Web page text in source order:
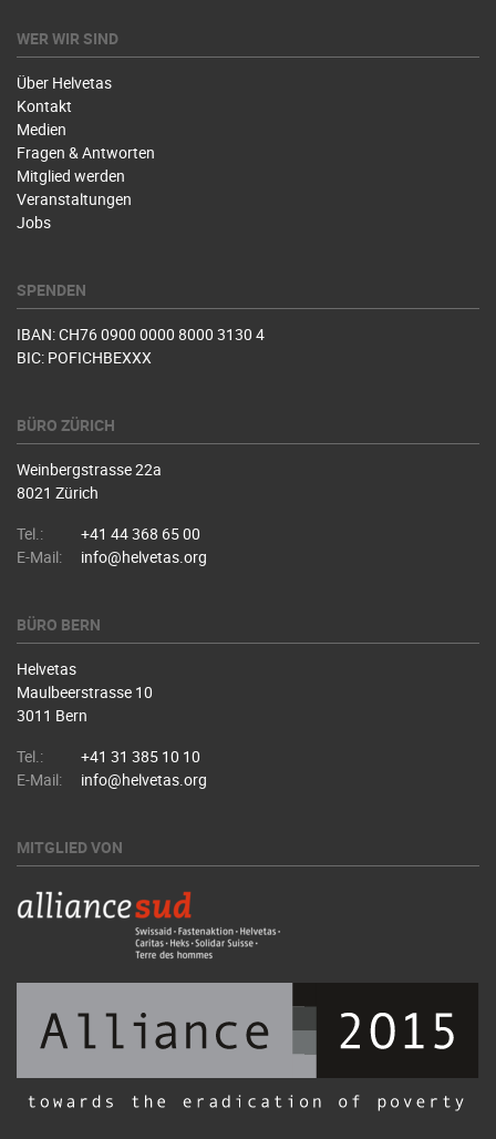
WER WIR SIND
Über Helvetas
Kontakt
Medien
Fragen & Antworten
Mitglied werden
Veranstaltungen
Jobs
SPENDEN
IBAN: CH76 0900 0000 8000 3130 4
BIC: POFICHBEXXX
BÜRO ZÜRICH
Weinbergstrasse 22a
8021 Zürich
Tel.:
+41 44 368 65 00
E-Mail:
info@helvetas.org
BÜRO BERN
Helvetas
Maulbeerstrasse 10
3011 Bern
Tel.:
+41 31 385 10 10
E-Mail:
info@helvetas.org
MITGLIED VON